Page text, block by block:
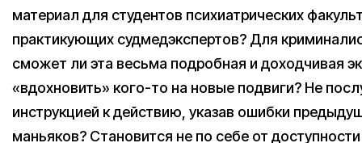
материал для студентов психиатрических
практикующих судмедэкспертов? Для
сможет ли эта весьма подробная и доходчивая
«вдохновить» кого-то на новые подвиги? Не
инструкцией к действию, указав ошибки
маньяков? Становится не по себе от доступности